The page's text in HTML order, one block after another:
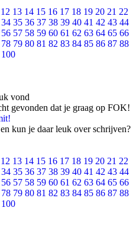
12 13 14 15 16 17 18 19 20 21 22
34 35 36 37 38 39 40 41 42 43 44
56 57 58 59 60 61 62 63 64 65 66
78 79 80 81 82 83 84 85 86 87 88
100
vond
gevonden dat je graag op FOK!
kun je daar leuk over schrijven?
12 13 14 15 16 17 18 19 20 21 22
34 35 36 37 38 39 40 41 42 43 44
56 57 58 59 60 61 62 63 64 65 66
78 79 80 81 82 83 84 85 86 87 88
100